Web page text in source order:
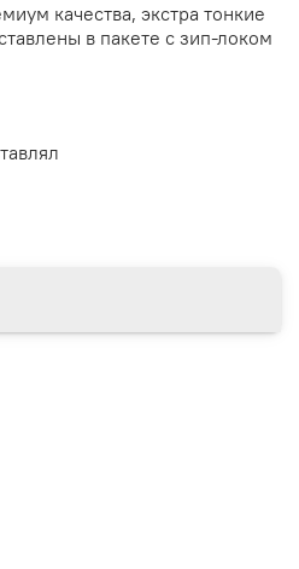
качества, экстра тонкие
в пакете с зип-локом